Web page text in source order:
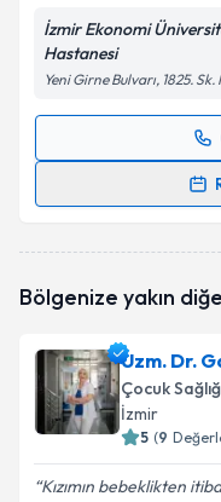
İzmir Ekonomi
Hastanesi
Yeni Girne Bulvarı, 1825.
Randevu
oluşturun. Size
Kişisel
Metni'ni
kapsamda
Bölgenize yakın
Uzm. Dr.
Çocuk
İzmir
5 (9
Kızımın bebeklikten